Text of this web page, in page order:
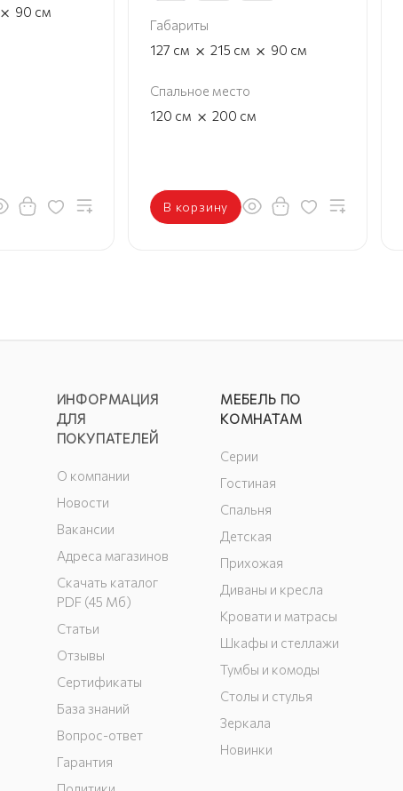
× 90 см
Габариты
127 см × 215 см × 90 см
Спальное место
120 см × 200 см
В корзину
ИНФОРМАЦИЯ
ДЛЯ
ПОКУПАТЕЛЕЙ
О компании
Новости
Вакансии
Адреса магазинов
Скачать каталог
PDF (45 Мб)
Статьи
Отзывы
Сертификаты
База знаний
Вопрос-ответ
Гарантия
МЕБЕЛЬ ПО
КОМНАТАМ
Серии
Гостиная
Спальня
Детская
Прихожая
Диваны и кресла
Кровати и матрасы
Шкафы и стеллажи
Тумбы и комоды
Столы и стулья
Зеркала
Новинки